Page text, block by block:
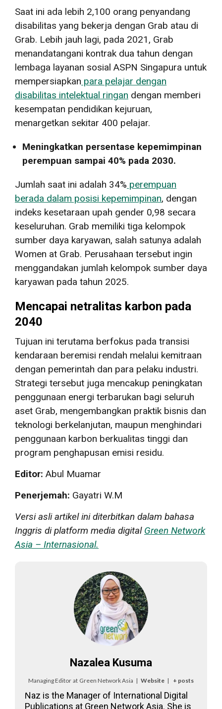
Saat ini ada lebih 2,100 orang penyandang
disabilitas yang bekerja dengan Grab atau di
Grab. Lebih jauh lagi, pada 2021, Grab
menandatangani kontrak dua tahun dengan
lembaga layanan sosial ASPN Singapura untuk
mempersiapkan para pelajar dengan
disabilitas intelektual ringan dengan memberi
kesempatan pendidikan kejuruan,
menargetkan sekitar 400 pelajar.
Meningkatkan persentase kepemimpinan
perempuan sampai 40% pada 2030.
Jumlah saat ini adalah 34% perempuan
berada dalam posisi kepemimpinan, dengan
indeks kesetaraan upah gender 0,98 secara
keseluruhan. Grab memiliki tiga kelompok
sumber daya karyawan, salah satunya adalah
Women at Grab. Perusahaan tersebut ingin
menggandakan jumlah kelompok sumber daya
karyawan pada tahun 2025.
Mencapai netralitas karbon pada
2040
Tujuan ini terutama berfokus pada transisi
kendaraan beremisi rendah melalui kemitraan
dengan pemerintah dan para pelaku industri.
Strategi tersebut juga mencakup peningkatan
penggunaan energi terbarukan bagi seluruh
aset Grab, mengembangkan praktik bisnis dan
teknologi berkelanjutan, maupun menghindari
penggunaan karbon berkualitas tinggi dan
program penghapusan emisi residu.
Editor: Abul Muamar
Penerjemah: Gayatri W.M
Versi asli artikel ini diterbitkan dalam bahasa
Inggris di platform media digital Green Network
Asia – Internasional.
Nazalea Kusuma
Managing Editor at Green Network Asia | Website | + posts
Naz is the Manager of International Digital
Publications at Green Network Asia. She is